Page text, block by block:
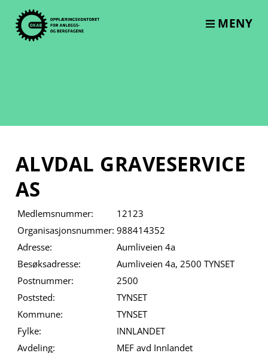
content
MENY
ALVDAL GRAVESERVICE
AS
Medlemsnummer:
12123
Organisasjonsnummer: 988414352
Adresse:
Aumliveien 4a
Besøksadresse:
Aumliveien 4a, 2500 TYNSET
Postnummer:
2500
Poststed:
TYNSET
Kommune:
TYNSET
Fylke:
INNLANDET
Avdeling:
MEF avd Innlandet